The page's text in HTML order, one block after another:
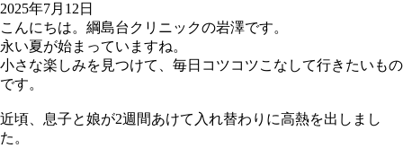
2025年7月12日
こんにちは。綱島台クリニックの岩澤です。
永い夏が始まっていますね。
小さな楽しみを見つけて、毎日コツコツこなして行きたいもの
です。
近頃、息子と娘が2週間あけて入れ替わりに高熱を出しまし
た。